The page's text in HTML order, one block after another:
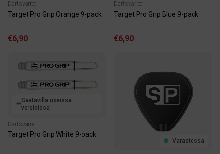
Dartsvarret
Target Pro Grip Orange 9-pack
€6,90
Dartsvarret
Target Pro Grip Blue 9-pack
€6,90
Saatavilla useissa
versioissa
Dartsvarret
Target Pro Grip White 9-pack
Varastossa